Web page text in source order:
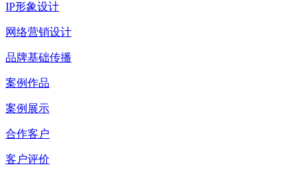
IP形象设计
网络营销设计
品牌基础传播
案例作品
案例展示
合作客户
客户评价